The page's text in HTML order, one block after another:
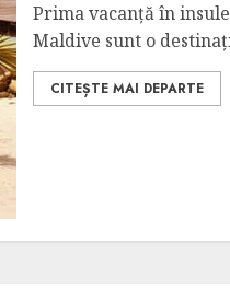
Prima vacanță în
Maldive sunt o
CITEȘTE MAI DEPARTE